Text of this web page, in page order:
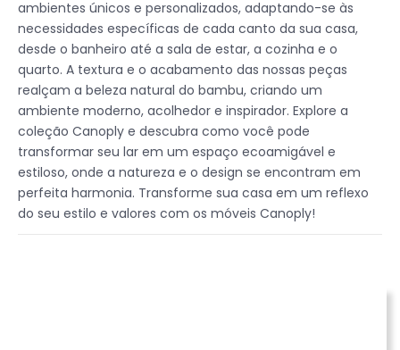
ambientes únicos e personalizados, adaptando-se às
necessidades específicas de cada canto da sua casa,
desde o banheiro até a sala de estar, a cozinha e o
quarto. A textura e o acabamento das nossas peças
realçam a beleza natural do bambu, criando um
ambiente moderno, acolhedor e inspirador. Explore a
coleção Canoply e descubra como você pode
transformar seu lar em um espaço ecoamigável e
estiloso, onde a natureza e o design se encontram em
perfeita harmonia. Transforme sua casa em um reflexo
do seu estilo e valores com os móveis Canoply!